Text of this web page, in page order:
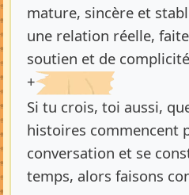
mature, sincère et
une relation réelle,
soutien et de
+
Si tu crois, toi aussi,
histoires commencent
conversation et se
temps, alors faisons